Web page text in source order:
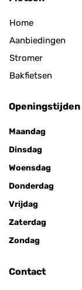
Home
Aanbiedingen
Stromer
Bakfietsen
Openingstijden
Maandag
Dinsdag
Woensdag
Donderdag
Vrijdag
Zaterdag
Zondag
Contact